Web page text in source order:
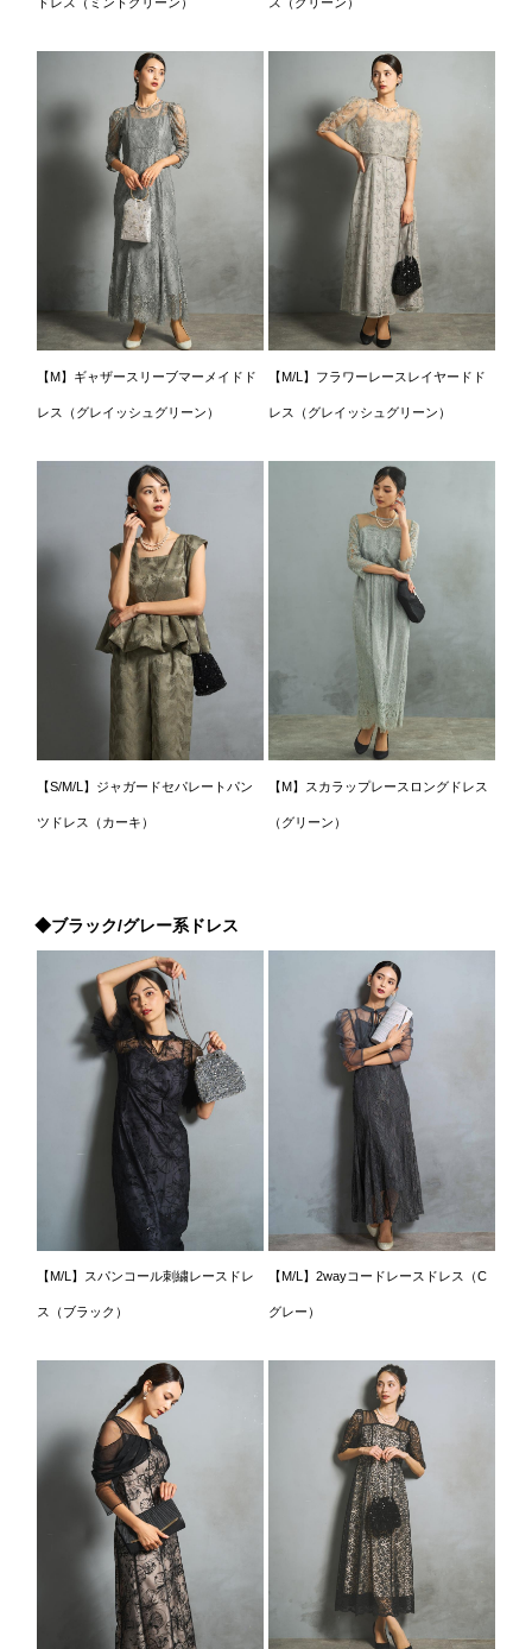
【M】ギャザースリーブマーメイドド
レス（グレイッシュグリーン）
【M/L】フラワーレースレイヤードド
レス（グレイッシュグリーン）
【S/M/L】ジャガードセパレートパン
ツドレス（カーキ）
【M】スカラップレースロングドレス
（グリーン）
◆ブラック/グレー系ドレス
【M/L】スパンコール刺繍レースドレ
ス（ブラック）
【M/L】2wayコードレースドレス（C
グレー）